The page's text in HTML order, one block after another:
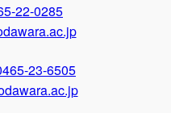
22-0285
23-6505